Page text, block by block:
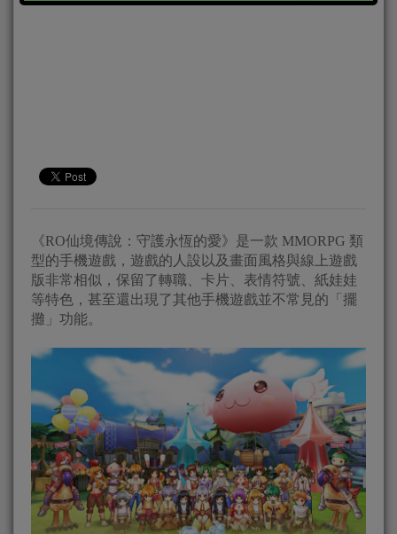
《RO仙境傳說：守護永恆的愛》是一款 MMORPG 類
型的手機遊戲，遊戲的人設以及畫面風格與線上遊戲
版非常相似，保留了轉職、卡片、表情符號、紙娃娃
等特色，甚至還出現了其他手機遊戲並不常見的「擺
攤」功能。